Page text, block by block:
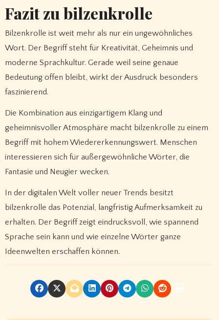
Fazit zu bilzenkrolle
Bilzenkrolle ist weit mehr als nur ein ungewöhnliches
Wort. Der Begriff steht für Kreativität, Geheimnis und
moderne Sprachkultur. Gerade weil seine genaue
Bedeutung offen bleibt, wirkt der Ausdruck besonders
faszinierend.
Die Kombination aus einzigartigem Klang und
geheimnisvoller Atmosphäre macht bilzenkrolle zu einem
Begriff mit hohem Wiedererkennungswert. Menschen
interessieren sich für außergewöhnliche Wörter, die
Fantasie und Neugier wecken.
In der digitalen Welt voller neuer Trends besitzt
bilzenkrolle das Potenzial, langfristig Aufmerksamkeit zu
erhalten. Der Begriff zeigt eindrucksvoll, wie spannend
Sprache sein kann und wie einzelne Wörter ganze
Ideenwelten erschaffen können.